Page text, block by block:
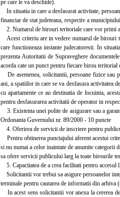
pe care le va deschide).
In situatia in care a desfasurat activitate,
financiar de stat judeteana, respectiv a
2. Numarul de birouri teritoriale care vor primi
Acest criteriu are in vedere numarul de birouri
care functioneaza instante judecatoresti. In
prezenta Autoritatii de Supraveghere
acorda cate un punct pentru fiecare birou teritorial
De asemenea, solicitantii, persoane fizice sau
ani, a spatiilor in care se va desfasura activitatea
cu apartamente ce au destinatia de locuinta,
pentru desfasurarea activitatii de operator in
3. Existenta unei polite de asigurare sau a
Ordonanta Guvernului nr. 89/2000 - 10 puncte
4. Oferirea de servicii de inscriere pentru
Pentru obtinerea punctajului aferent acestui
si nu numai a celor inaintate de anumite categorii
sa ofere servicii publicului larg la toate birourile
5. Capacitatea de a crea facilitati pentru
Solicitantii vor trebui sa asigure persoanelor
terminale pentru cautarea de informatii din arhiva
In acest sens solicitantii vor anexa la cererea